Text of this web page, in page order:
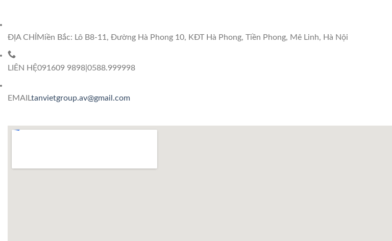
ĐỊA CHỈ Miền Bắc: Lô B8-11, Đường Hà Phong 10, KĐT Hà Phong, Tiền Phong, Mê Linh, Hà Nội
LIÊN HỆ091609 9898|0588.999998
EMAILtanvietgroup.av@gmail.com